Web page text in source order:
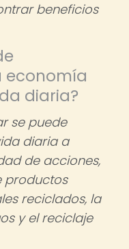
beneficios
economía
diaria?
se puede
diaria a
de acciones,
productos
reciclados, la
y el reciclaje